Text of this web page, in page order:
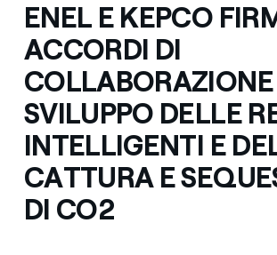
ENEL E KEPCO
ACCORDI DI
COLLABORAZIONE
SVILUPPO DELLE
INTELLIGENTI E
CATTURA E
DI CO2